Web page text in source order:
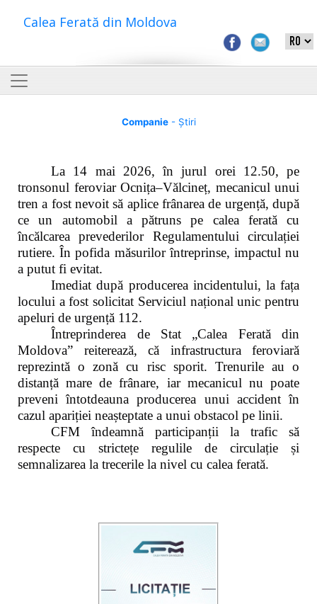
Calea Ferată din Moldova
Companie- Știri
La 14 mai 2026, în jurul orei 12.50, pe
tronsonul feroviar Ocnița–Vălcineț, mecanicul unui
tren a fost nevoit să aplice frânarea de urgență, după
ce un automobil a pătruns pe calea ferată cu
încălcarea prevederilor Regulamentului circulației
rutiere. În pofida măsurilor întreprinse, impactul nu
a putut fi evitat.
Imediat după producerea incidentului, la fața
locului a fost solicitat Serviciul național unic pentru
apeluri de urgență 112.
Întreprinderea de Stat „Calea Ferată din
Moldova” reiterează, că infrastructura feroviară
reprezintă o zonă cu risc sporit. Trenurile au o
distanță mare de frânare, iar mecanicul nu poate
preveni întotdeauna producerea unui accident în
cazul apariției neașteptate a unui obstacol pe linii.
CFM îndeamnă participanții la trafic să
respecte cu strictețe regulile de circulație și
semnalizarea la trecerile la nivel cu calea ferată.